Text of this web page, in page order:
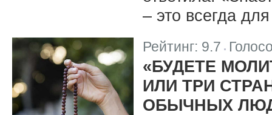
– это всегда
Рейтинг: 9.7 |
«БУДЕТЕ
ИЛИ ТРИ
ОБЫЧНЫХ